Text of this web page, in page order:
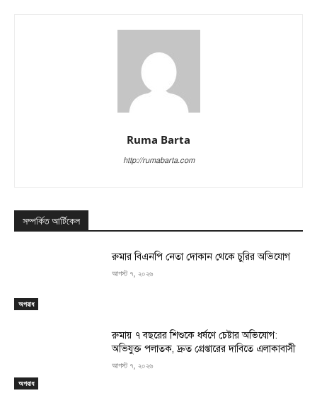
Ruma Barta
http://rumabarta.com
সম্পর্কিত আর্টিকেল
অপরাধ
রুমার বিএনপি নেতা দোকান থেকে চুরির অভিযোগ
আগস্ট ৭, ২০২৬
অপরাধ
রুমায় ৭ বছরের শিশুকে ধর্ষণে চেষ্টার অভিযোগ:
অভিযুক্ত পলাতক, দ্রুত গ্রেপ্তারের দাবিতে এলাকাবাসী
আগস্ট ৭, ২০২৬